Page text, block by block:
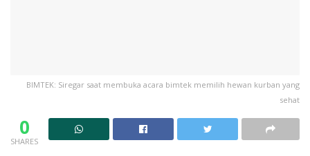
BIMTEK: Siregar saat membuka acara bimtek memilih hewan kurban yang
sehat
0
SHARES